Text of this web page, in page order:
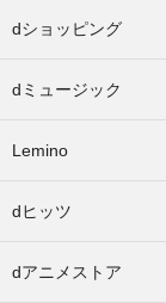
dショッピング
dミュージック
Lemino
dヒッツ
dアニメストア